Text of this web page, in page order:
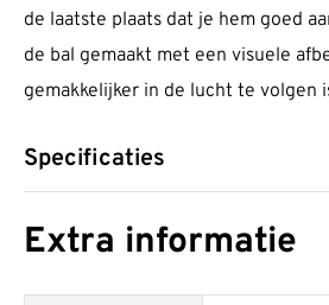
de laatste plaats dat je hem goed
de bal gemaakt met een visuele
gemakkelijker in de lucht te volgen
Specificaties
Extra informatie